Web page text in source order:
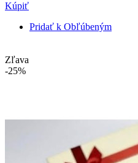
Kúpiť
Pridať k Obľúbeným
Zľava
-25%